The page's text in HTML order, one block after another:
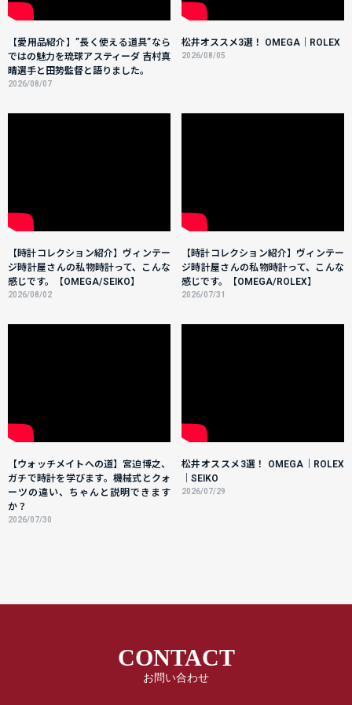
【愛用品紹介】”長く使える道具”なら
ではの魅力を琉球アスティーダ 吉村真
晴選手と田㔟監督と語りました。
2026/08/07
松井オススメ3選！ OMEGA｜ROLEX
2026/08/05
【時計コレクション紹介】ヴィンテー
ジ時計屋さんの私物時計って、こんな
感じです。【OMEGA/SEIKO】
2026/08/02
【時計コレクション紹介】ヴィンテー
ジ時計屋さんの私物時計って、こんな
感じです。【OMEGA/ROLEX】
2026/07/31
【ウォッチメイトへの道】宮迫博之、
ガチで時計を学びます。機械式とクォ
ーツの違い、ちゃんと説明できます
か？
2026/07/30
松井オススメ3選！ OMEGA｜ROLEX
｜SEIKO
2026/07/29
CONTACT
お問い合わせ